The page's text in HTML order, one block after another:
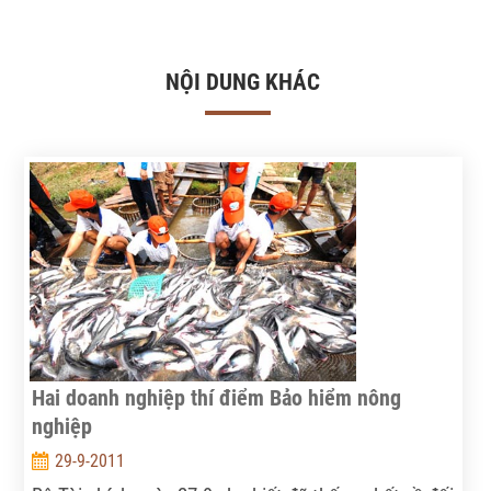
NỘI DUNG KHÁC
Hai doanh nghiệp thí điểm Bảo hiểm nông
nghiệp
29-9-2011